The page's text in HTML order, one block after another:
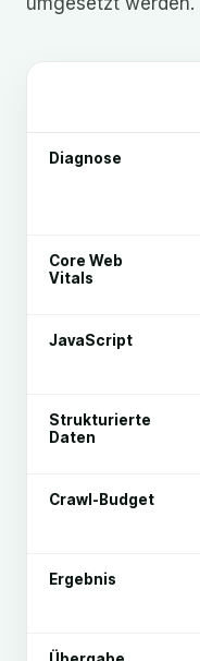
Diagnose
Core Web
Vitals
JavaScript
Strukturierte
Daten
Crawl-Budget
Ergebnis